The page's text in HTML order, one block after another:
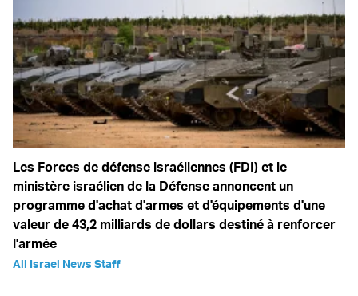
Les Forces de défense israéliennes (FDI) et le
ministère israélien de la Défense annoncent un
programme d'achat d'armes et d'équipements d'une
valeur de 43,2 milliards de dollars destiné à renforcer
l'armée
All Israel News Staff